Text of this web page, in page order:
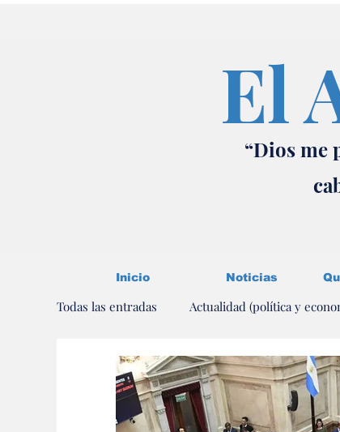
El
“Dios me
Todas las entradas Actualidad (política y
Ambiente Editorial Economía y
Inicio Noticias